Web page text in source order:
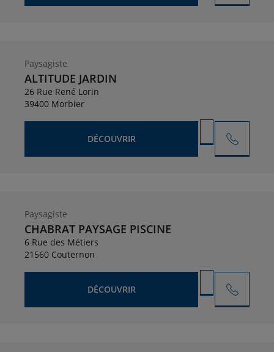
Paysagiste
ALTITUDE JARDIN
26 Rue René Lorin
39400 Morbier
DÉCOUVRIR
Paysagiste
CHABRAT PAYSAGE PISCINE
6 Rue des Métiers
21560 Couternon
DÉCOUVRIR